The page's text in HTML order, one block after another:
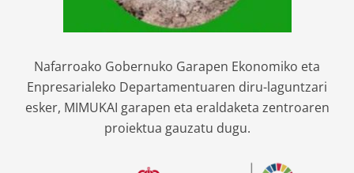
Nafarroako Gobernuko Garapen Ekonomiko eta
Enpresarialeko Departamentuaren diru-laguntzari
esker, MIMUKAI garapen eta eraldaketa zentroaren
proiektua gauzatu dugu.